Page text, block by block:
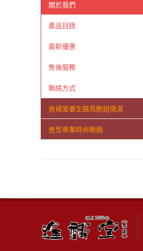
關於我們
產品目錄
最新優惠
售後服務
聯絡方式
進補堂養生館燕鮑翅燉湯
進型專業時尚眼鏡